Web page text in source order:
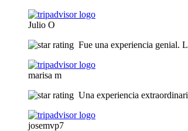
Julio O
Fue una experiencia genial.
marisa m
Una experiencia
josemvp7